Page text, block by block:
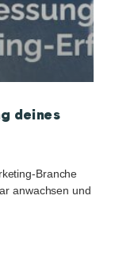
deines
Branche
anwachsen und